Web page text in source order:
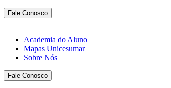
Fale Conosco
Academia do Aluno
Mapas Unicesumar
Sobre Nós
Fale Conosco